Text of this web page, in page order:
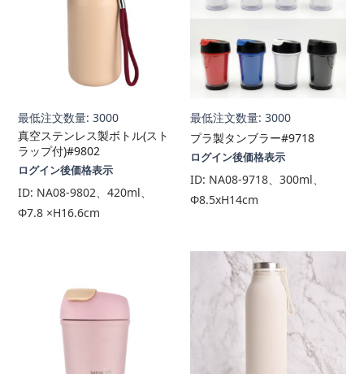
最低注文数量: 3000
真空ステンレス製ボトル(スト
ラップ付)#9802
ログイン後価格表示
ID: NA08-9802、420ml、
Φ7.8 ×H16.6cm
最低注文数量: 3000
プラ製タンブラー#9718
ログイン後価格表示
ID: NA08-9718、300ml、
Φ8.5xH14cm